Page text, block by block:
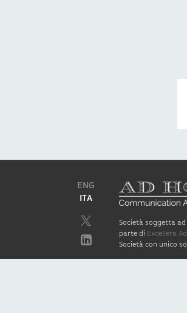
ENG
ITA
Società soggetta
parte di Excellera
Società con unico